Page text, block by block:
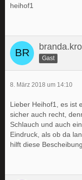
heihof1
Gast
8. März 2018 um 14:10
Lieber Heihof1, es ist
sicher auch recht,
Schlauch und auch
Eindruck, als ob da
hilft diese